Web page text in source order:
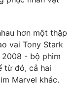
hơn một thập
vai Tony Stark
- bộ phim
từ đó, cả hai
Marvel khác.